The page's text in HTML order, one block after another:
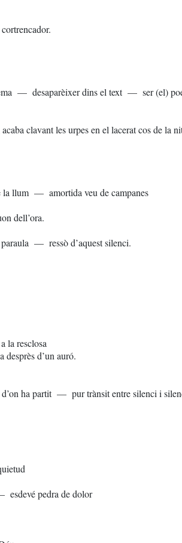
— desaparèixer dins el text — ser (el)
clavant les urpes en el lacerat cos de la
la llum — amortida veu de campanes
dell’ora.
— ressò d’aquest silenci.
la resclosa
desprès d’un auró.
d’on ha partit — pur trànsit entre silenci i
esdevé pedra de dolor